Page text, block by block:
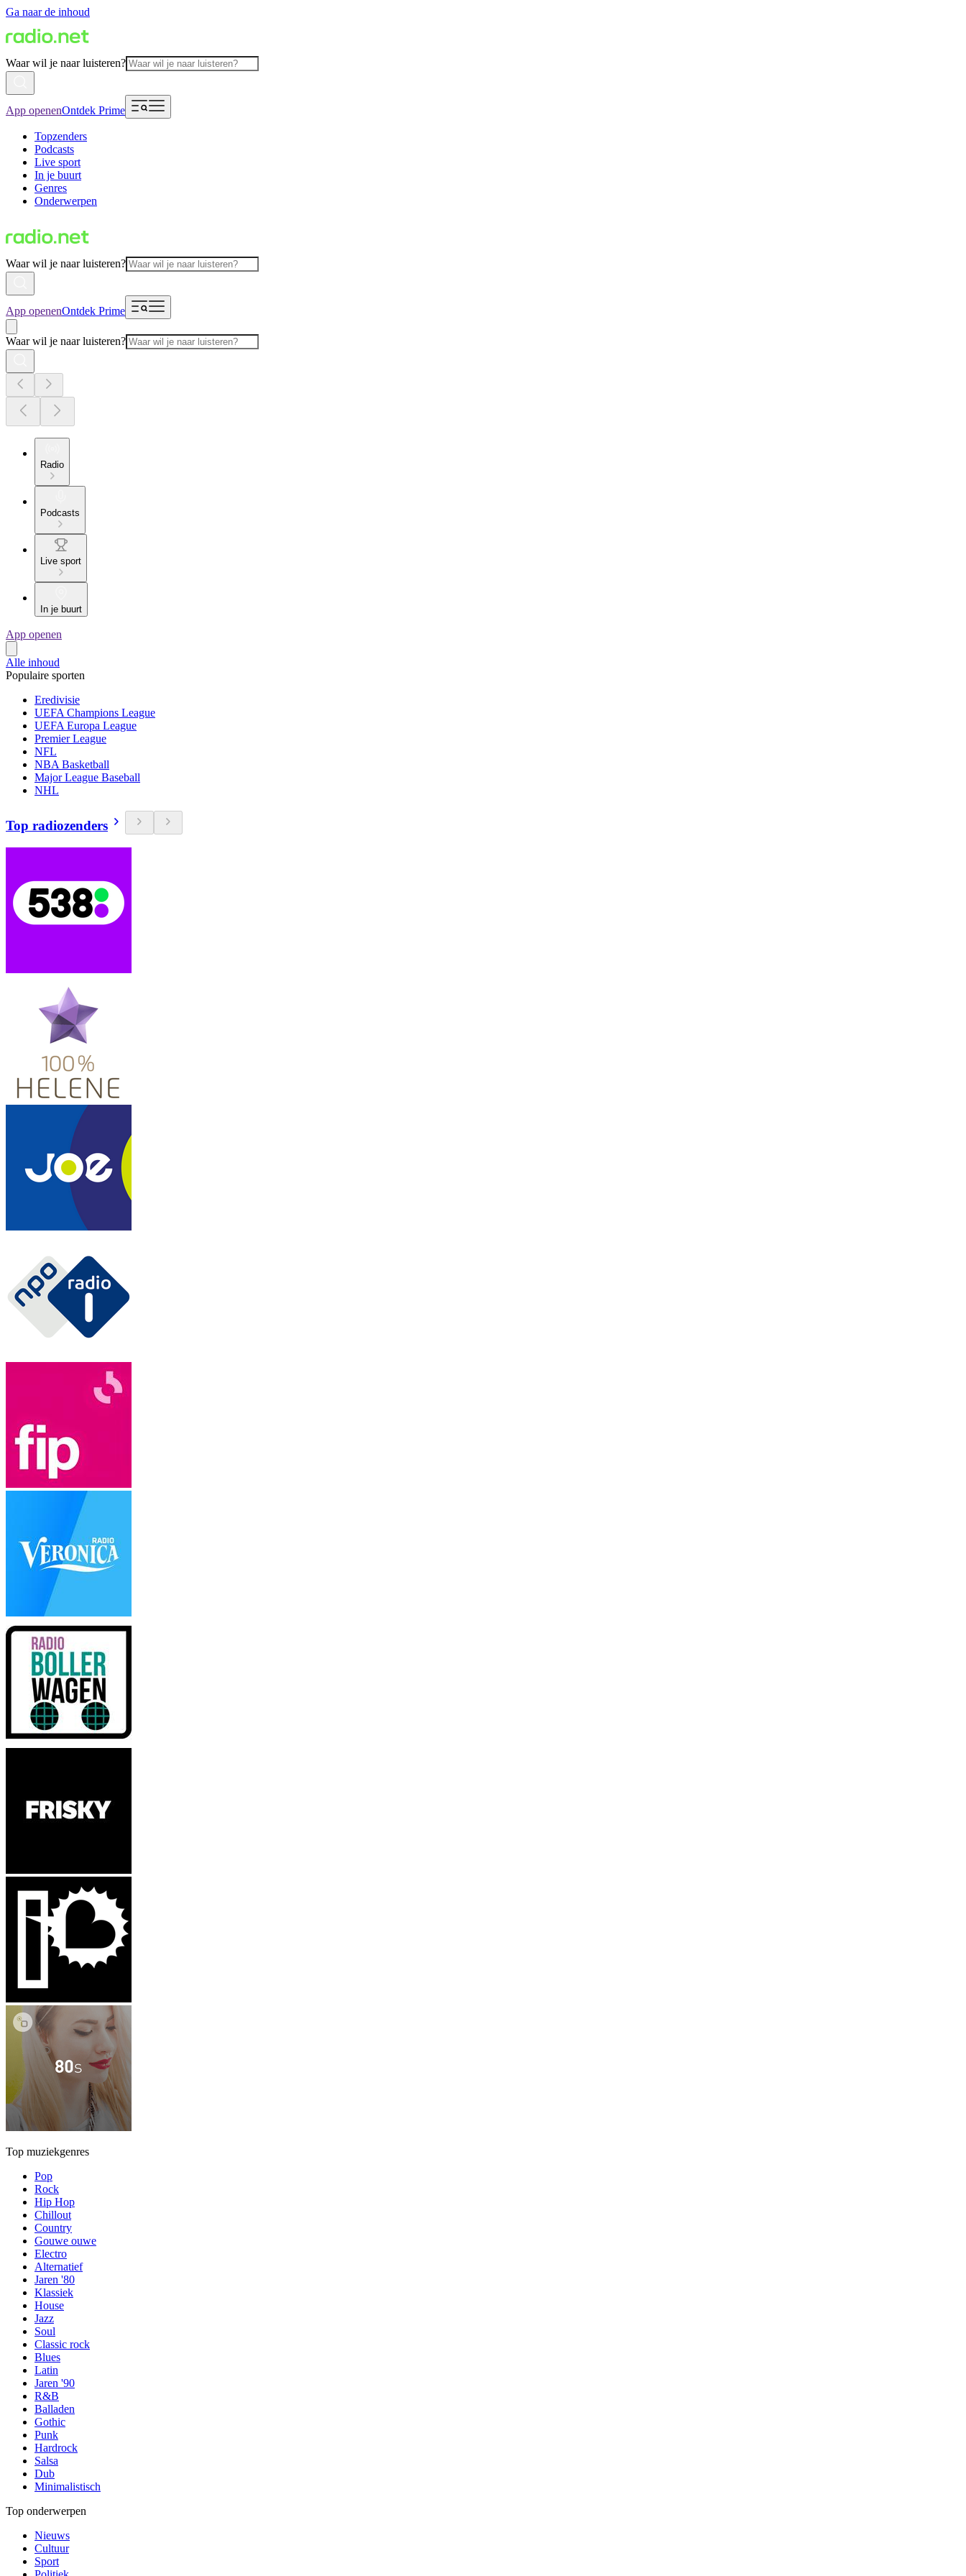
Ga naar de inhoud
Waar wil je naar luisteren?
App openenOntdek Prime
Topzenders
Podcasts
Live sport
In je buurt
Genres
Onderwerpen
Waar wil je naar luisteren?
App openenOntdek Prime
Waar wil je naar luisteren?
Radio
Podcasts
Live sport
In je buurt
App openen
Alle inhoud
Populaire sporten
Eredivisie
UEFA Champions League
UEFA Europa League
Premier League
NFL
NBA Basketball
Major League Baseball
NHL
Top radiozenders
Top muziekgenres
Pop
Rock
Hip Hop
Chillout
Country
Gouwe ouwe
Electro
Alternatief
Jaren '80
Klassiek
House
Jazz
Soul
Classic rock
Blues
Latin
Jaren '90
R&B
Balladen
Gothic
Punk
Hardrock
Salsa
Dub
Minimalistisch
Top onderwerpen
Nieuws
Cultuur
Sport